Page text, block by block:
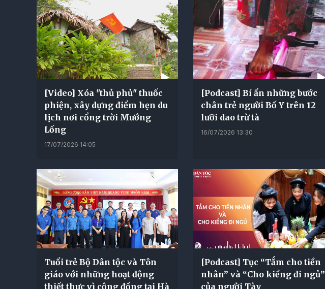
[Video] Xóa "thủ phủ" thuốc
phiện, xây dựng điểm hẹn du
lịch nơi cổng trời Mướng
Lống
17/07/2026 14:05
[Podcast] Bí ẩn những bước
chân trẻ người Bố Y trên 12
lưỡi dao trừ tà
16/07/2026 13:30
Tuổi trẻ Bộ Dân tộc và Tôn
giáo với những hoạt động
thiết thực vì cộng đồng tại Hà
[Podcast] Tục “Tắm cho tiền
nhân” và “Cho kiềng đi ngủ”
của người Tày